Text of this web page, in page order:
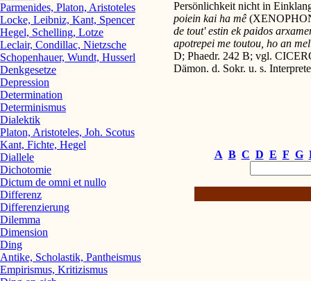
Persönlichkeit nicht in
poiein kai ha mê
de tout' estin ek paidos
apotrepei me toutou, ho an
D; Phaedr. 242 B; vgl.
Dämon. d. Sokr. u. s.
A B C D E F G
Parmenides, Platon, Aristoteles
Locke, Leibniz, Kant, Spencer
Hegel, Schelling, Lotze
Leclair, Condillac, Nietzsche
Schopenhauer, Wundt, Husserl
Denkgesetze
Depression
Determination
Determinismus
Dialektik
Platon, Aristoteles, Joh. Scotus
Kant, Fichte, Hegel
Diallele
Dichotomie
Dictum de omni et nullo
Differenz
Differenzierung
Dilemma
Dimension
Ding
Antike, Scholastik, Pantheismus
Empirismus, Kritizismus